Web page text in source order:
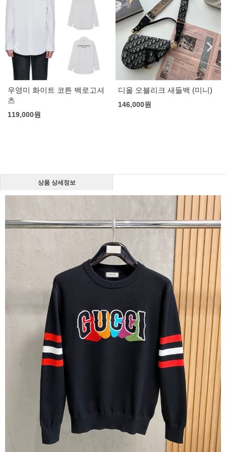
우영미 화이트 코튼 백로고셔
츠
119,000원
디올 오블리크 새들백 (미니)
146,000원
상품 상세정보